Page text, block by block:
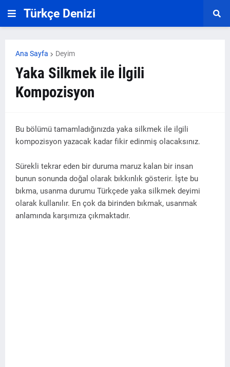
Türkçe Denizi
Ana Sayfa Deyim
Yaka Silkmek ile İlgili
Kompozisyon
Bu bölümü tamamladığınızda yaka silkmek ile ilgili
kompozisyon yazacak kadar fikir edinmiş olacaksınız.
Sürekli tekrar eden bir duruma maruz kalan bir insan
bunun sonunda doğal olarak bıkkınlık gösterir. İşte bu
bıkma, usanma durumu Türkçede yaka silkmek deyimi
olarak kullanılır. En çok da birinden bıkmak, usanmak
anlamında karşımıza çıkmaktadır.